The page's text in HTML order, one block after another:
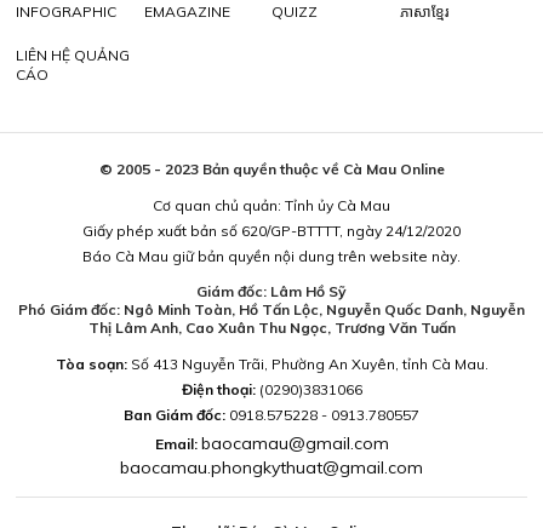
INFOGRAPHIC EMAGAZINE QUIZZ ភាសាខ្មែរ
LIÊN HỆ QUẢNG
CÁO
© 2005 - 2023 Bản quyền thuộc về Cà Mau Online
Cơ quan chủ quản: Tỉnh ủy Cà Mau
Giấy phép xuất bản số 620/GP-BTTTT, ngày 24/12/2020
Báo Cà Mau giữ bản quyền nội dung trên website này.
Giám đốc: Lâm Hồ Sỹ
Phó Giám đốc: Ngô Minh Toàn, Hồ Tấn Lộc, Nguyễn Quốc Danh, Nguyễn
Thị Lâm Anh, Cao Xuân Thu Ngọc, Trương Văn Tuấn
Tòa soạn:Số 413 Nguyễn Trãi, Phường An Xuyên, tỉnh Cà Mau.
Điện thoại: (0290)3831066
Ban Giám đốc: 0918.575228 - 0913.780557
Email: baocamau@gmail.com
baocamau.phongkythuat@gmail.com